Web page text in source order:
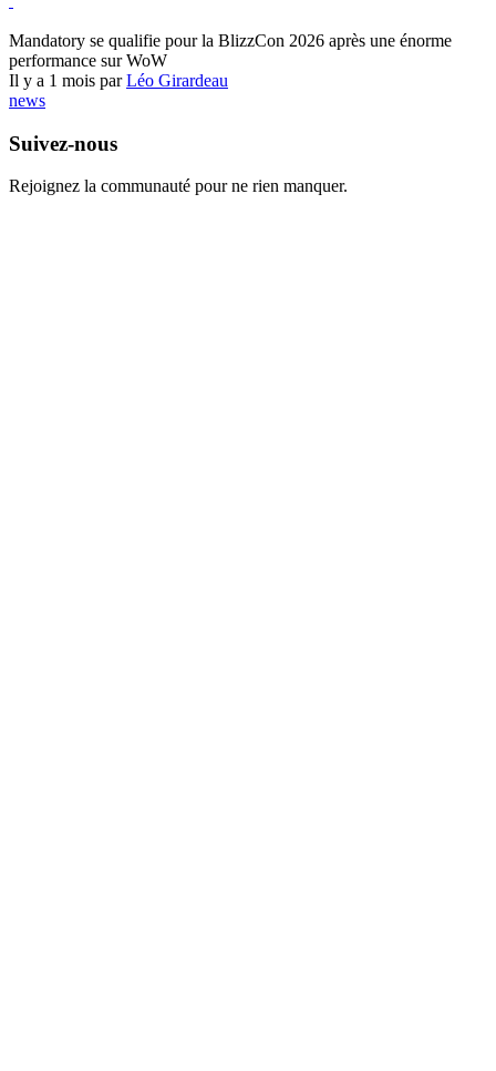
Mandatory se qualifie pour la BlizzCon 2026 après une énorme
performance sur WoW
Il y a 1 mois parLéo Girardeau
news
Suivez-nous
Rejoignez la communauté pour ne rien manquer.